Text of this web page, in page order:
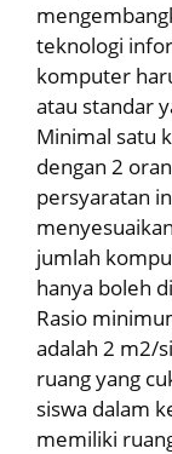
teknologi
komputer
atau standar
Minimal satu
dengan 2
persyaratan
jumlah
hanya boleh
Rasio
adalah 2 m2/
ruang yang
siswa dalam
memiliki